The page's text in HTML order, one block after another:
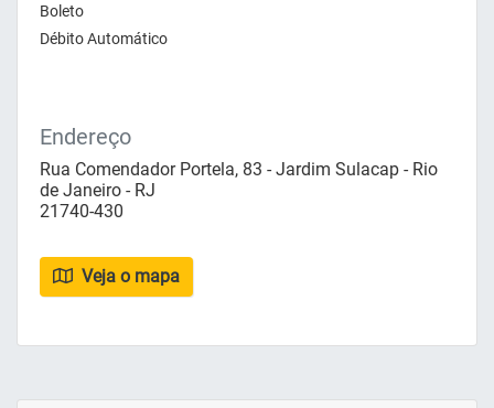
Boleto
Débito Automático
Endereço
Rua Comendador Portela, 83 - Jardim Sulacap - Rio
de Janeiro - RJ
21740-430
Veja o mapa